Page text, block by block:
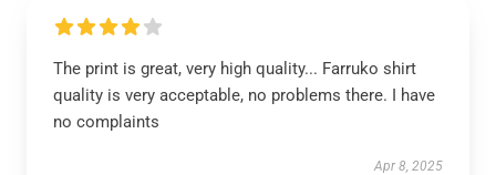
The print is great, very high quality... Farruko shirt
quality is very acceptable, no problems there. I have
no complaints
Apr 8, 2025